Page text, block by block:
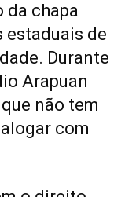
da chapa
estaduais de
Durante
Arapuan
não tem
com